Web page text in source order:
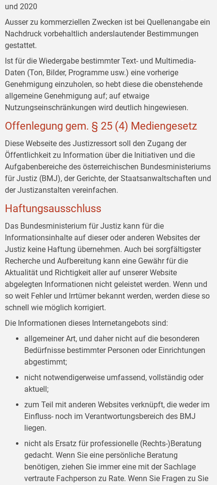
und 2020
Ausser zu kommerziellen Zwecken ist bei Quellenangabe ein
Nachdruck vorbehaltlich anderslautender Bestimmungen
gestattet.
Ist für die Wiedergabe bestimmter Text- und Multimedia-
Daten (Ton, Bilder, Programme usw.) eine vorherige
Genehmigung einzuholen, so hebt diese die obenstehende
allgemeine Genehmigung auf; auf etwaige
Nutzungseinschränkungen wird deutlich hingewiesen.
Offenlegung gem. § 25 (4) Mediengesetz
Diese Webseite des Justizressort soll den Zugang der
Öffentlichkeit zu Information über die Initiativen und die
Aufgabenbereiche des österreichischen Bundesministeriums
für Justiz (BMJ), der Gerichte, der Staatsanwaltschaften und
der Justizanstalten vereinfachen.
Haftungsausschluss
Das Bundesministerium für Justiz kann für die
Informationsinhalte auf dieser oder anderen Websites der
Justiz keine Haftung übernehmen. Auch bei sorgfältigster
Recherche und Aufbereitung kann eine Gewähr für die
Aktualität und Richtigkeit aller auf unserer Website
abgelegten Informationen nicht geleistet werden. Wenn und
so weit Fehler und Irrtümer bekannt werden, werden diese so
schnell wie möglich korrigiert.
Die Informationen dieses Internetangebots sind:
allgemeiner Art, und daher nicht auf die besonderen
Bedürfnisse bestimmter Personen oder Einrichtungen
abgestimmt;
nicht notwendigerweise umfassend, vollständig oder
aktuell;
zum Teil mit anderen Websites verknüpft, die weder im
Einfluss- noch im Verantwortungsbereich des BMJ
liegen.
nicht als Ersatz für professionelle (Rechts-)Beratung
gedacht. Wenn Sie eine persönliche Beratung
benötigen, ziehen Sie immer eine mit der Sachlage
vertraute Fachperson zu Rate. Wenn Sie Fragen zu Sie